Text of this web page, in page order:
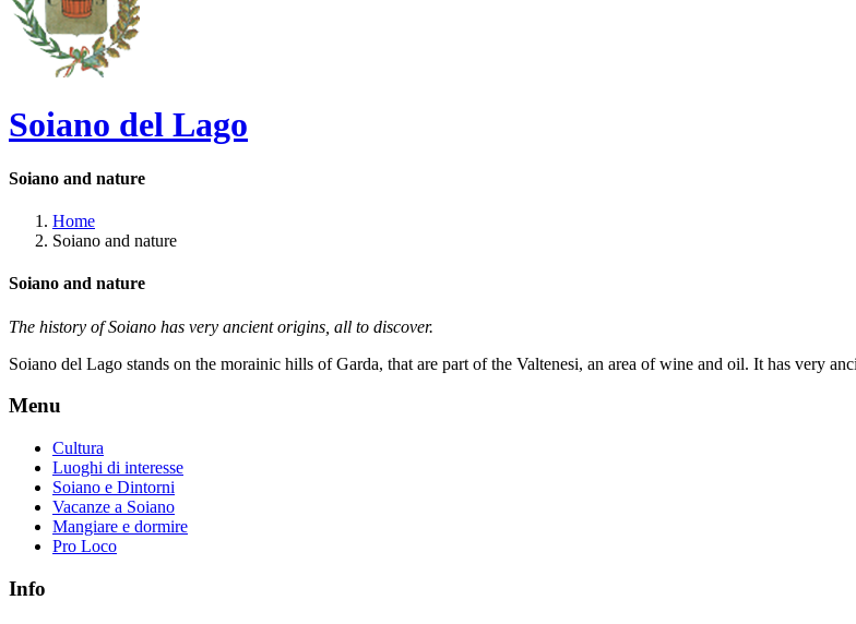
Soiano del Lago
Soiano and nature
Home
Soiano and nature
Soiano and nature
The history of Soiano has very ancient origins, all to discover.
Soiano del Lago stands on the morainic hills of Garda, that are part of the Valtenesi, an area of wine and oil. It has very
Menu
Cultura
Luoghi di interesse
Soiano e Dintorni
Vacanze a Soiano
Mangiare e dormire
Pro Loco
Info